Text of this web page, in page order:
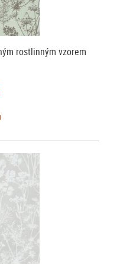
rostlinným vzorem